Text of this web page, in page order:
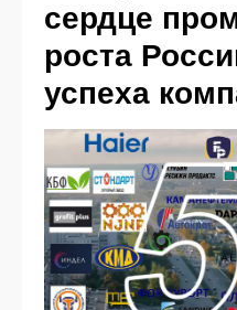
сердце
роста
успеха